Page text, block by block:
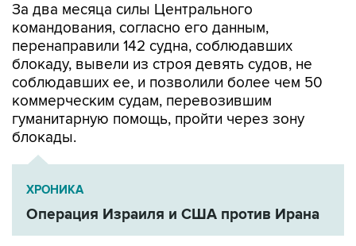
За два месяца силы Центрального
командования, согласно его данным,
перенаправили 142 судна, соблюдавших
блокаду, вывели из строя девять судов, не
соблюдавших ее, и позволили более чем 50
коммерческим судам, перевозившим
гуманитарную помощь, пройти через зону
блокады.
ХРОНИКА
Операция Израиля и США против Ирана